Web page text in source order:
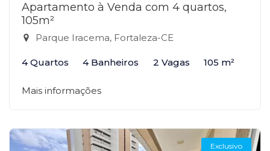
Apartamento à Venda com 4 quartos,
105m²
Parque Iracema, Fortaleza-CE
4 Quartos 4 Banheiros 2 Vagas 105 m²
Mais informações
Exclusivo